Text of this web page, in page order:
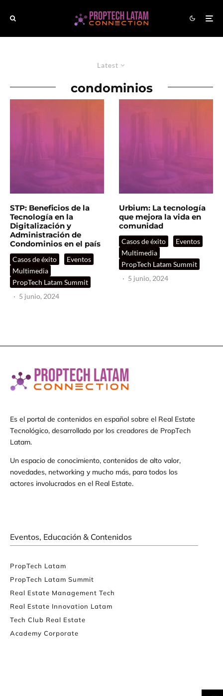
Latest
condominios
STP: Beneficios de la
Tecnología en la
Digitalización y
Administración de
Condominios en el país
Casos de éxito
Eventos
Multimedia
PropTech Latam Summit
· 5 junio, 2024
Urbium: La tecnología
que mejora la vida en
comunidad
Casos de éxito
Eventos
Multimedia
PropTech Latam Summit
· 5 junio, 2024
Es el portal de contenidos en español sobre el Real Estate
Tecnológico, desarrollado por los creadores de PropTech
Latam.
Un espacio de conocimiento, contenidos de alto valor,
novedades, networking y mucho más, para todos los
actores involucrados en el Real Estate.
Eventos, Educación & Contenidos
PropTech Latam
PropTech Latam Summit
Real Estate Management Tech
Real Estate Innovation Latam
Tech Club Real Estate
Academy Corporate